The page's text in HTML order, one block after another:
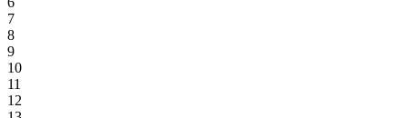
7
8
9
10
11
12